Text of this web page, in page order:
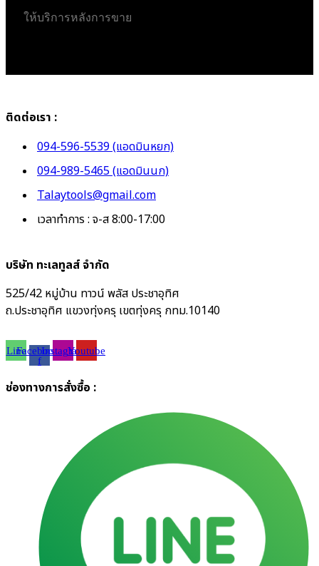
ให้บริการหลังการขาย
ติดต่อเรา :
094-596-5539 (แอดมินหยก)
094-989-5465 (แอดมินนก)
Talaytools@gmail.com
เวลาทำการ : จ-ส 8:00-17:00
บริษัท ทะเลทูลส์ จำกัด
525/42 หมู่บ้าน ทาวน์ พลัส ประชาอุทิศ
ถ.ประชาอุทิศ แขวงทุ่งครุ เขตทุ่งครุ กทม.10140
LineFacebook-
f
InstagramYoutube
ช่องทางการสั่งซื้อ :